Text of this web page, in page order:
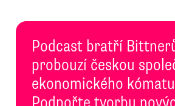
Podcast bratří
probouzí českou
ekonomického